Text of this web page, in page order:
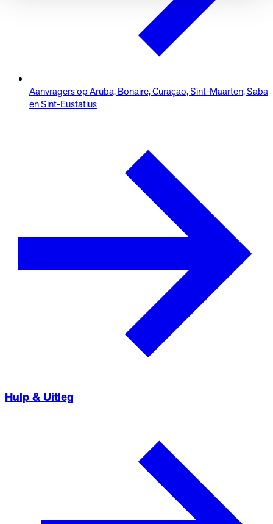
Aanvragers op Aruba, Bonaire, Curaçao, Sint-Maarten, Saba
en Sint-Eustatius
Hulp & Uitleg